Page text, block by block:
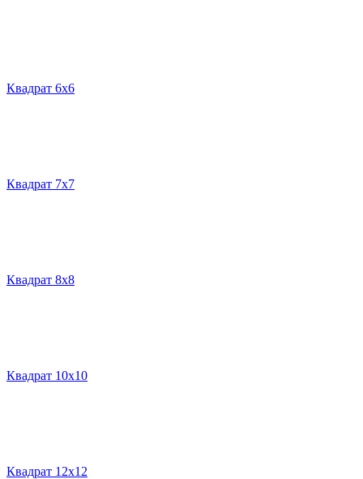
Квадрат 6х6
Квадрат 7х7
Квадрат 8х8
Квадрат 10х10
Квадрат 12х12